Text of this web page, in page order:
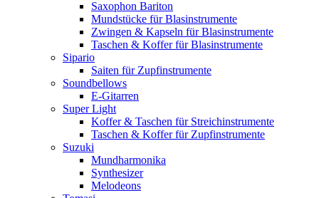
Saxophon Bariton
Mundstücke für Blasinstrumente
Zwingen & Kapseln für Blasinstrumente
Taschen & Koffer für Blasinstrumente
Sipario
Saiten für Zupfinstrumente
Soundbellows
E-Gitarren
Super Light
Koffer & Taschen für Streichinstrumente
Taschen & Koffer für Zupfinstrumente
Suzuki
Mundharmonika
Synthesizer
Melodeons